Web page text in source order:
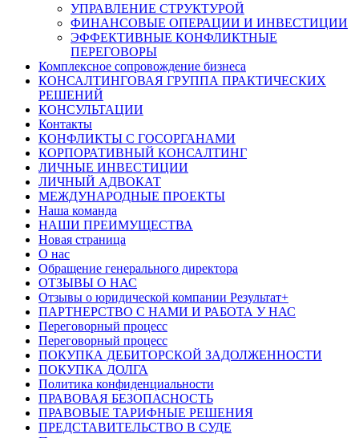
УПРАВЛЕНИЕ СТРУКТУРОЙ
ФИНАНСОВЫЕ ОПЕРАЦИИ И ИНВЕСТИЦИИ
ЭФФЕКТИВНЫЕ КОНФЛИКТНЫЕ
ПЕРЕГОВОРЫ
Комплексное сопровождение бизнеса
КОНСАЛТИНГОВАЯ ГРУППА ПРАКТИЧЕСКИХ
РЕШЕНИЙ
КОНСУЛЬТАЦИИ
Контакты
КОНФЛИКТЫ С ГОСОРГАНАМИ
КОРПОРАТИВНЫЙ КОНСАЛТИНГ
ЛИЧНЫЕ ИНВЕСТИЦИИ
ЛИЧНЫЙ АДВОКАТ
МЕЖДУНАРОДНЫЕ ПРОЕКТЫ
Наша команда
НАШИ ПРЕИМУЩЕСТВА
Новая страница
О нас
Обращение генерального директора
ОТЗЫВЫ О НАС
Отзывы о юридической компании Результат+
ПАРТНЕРСТВО С НАМИ И РАБОТА У НАС
Переговорный процесс
Переговорный процесс
ПОКУПКА ДЕБИТОРСКОЙ ЗАДОЛЖЕННОСТИ
ПОКУПКА ДОЛГА
Политика конфиденциальности
ПРАВОВАЯ БЕЗОПАСНОСТЬ
ПРАВОВЫЕ ТАРИФНЫЕ РЕШЕНИЯ
ПРЕДСТАВИТЕЛЬСТВО В СУДЕ